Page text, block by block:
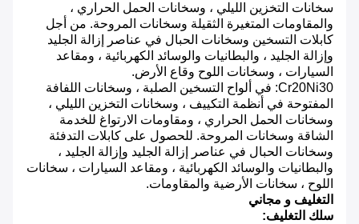
سخانات التخزين الليلي ، وسخانات الحمل الحراري ،
والمقاومات المتغيرة الثقيلة وسخانات المروحة. من أجل
كابلات التسخين وسخانات الحبال في عناصر إزالة الجليد
وإزالة الجليد ، والبطانيات والوسائد الكهربائية ، ومقاعد
السيارات ، وسخانات اللوح وقاع الأرض.
Cr20Ni30: في ألواح التسخين الصلبة ، وسخانات اللفافة
المفتوحة في أنظمة التكييف ، وسخانات التخزين الليلي ،
وسخانات الحمل الحراري ، ومقاومات الارتواغ للخدمة
الشاقة وسخانات المروحة. للحصول على كابلات التدفئة
وسخانات الحبال في عناصر إزالة الجليد وإزالة الجليد ،
والبطانيات والوسائد الكهربائية ، ومقاعد السيارات ، سخانات
اللوح ، سخانات الأرضية والمقاومات.
التغليف و مجاني
سلك التغليف: